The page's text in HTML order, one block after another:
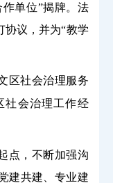
单位”揭牌。法
协议，并为“教学
区社会治理服务
社会治理工作经
点，不断加强沟
建共建、专业建